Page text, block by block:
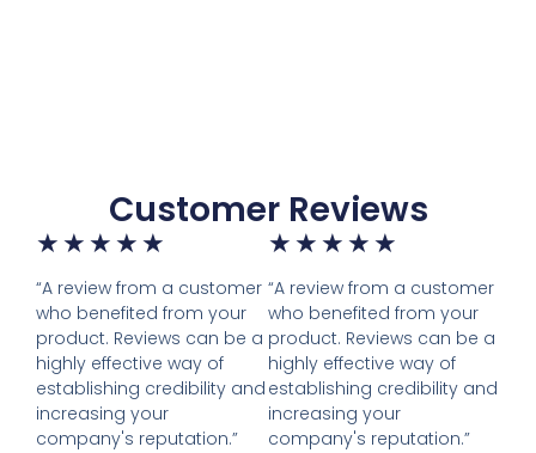
Customer Reviews
★ ★ ★ ★ ★
“A review from a customer
who benefited from your
product. Reviews can be a
highly effective way of
establishing credibility and
increasing your
company's reputation.”
★ ★ ★ ★ ★
“A review from a customer
who benefited from your
product. Reviews can be a
highly effective way of
establishing credibility and
increasing your
company's reputation.”